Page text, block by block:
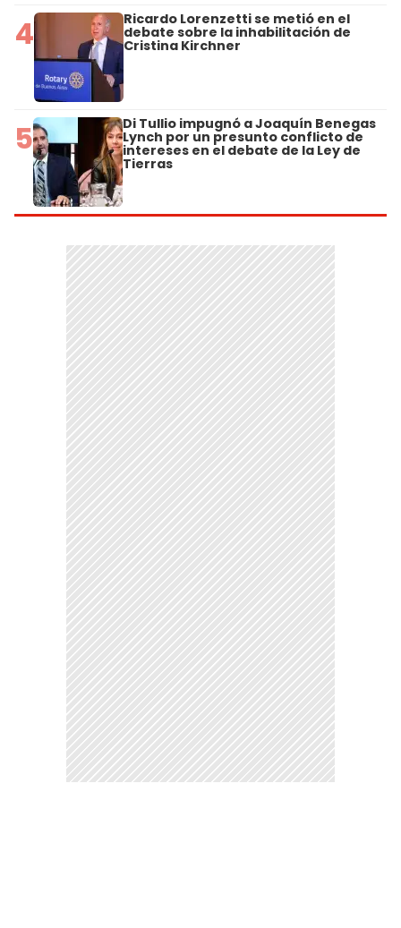
4 Ricardo Lorenzetti se metió en el
debate sobre la inhabilitación de
Cristina Kirchner
5 Di Tullio impugnó a Joaquín Benegas
Lynch por un presunto conflicto de
intereses en el debate de la Ley de
Tierras